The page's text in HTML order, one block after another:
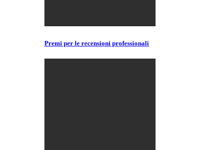
Premi per le recensioni professionali